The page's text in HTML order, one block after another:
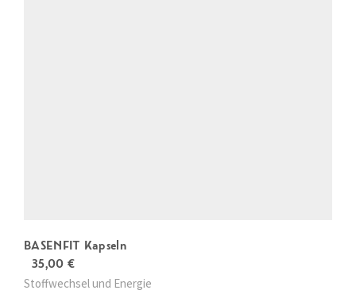
BASENFIT Kapseln
35,00 €
Stoffwechsel und Energie